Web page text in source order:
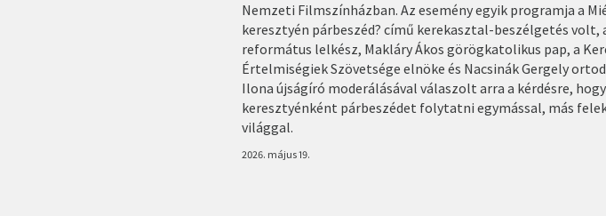
Nemzeti Filmszínházban. Az esemény egyik programja a
keresztyén párbeszéd? című kerekasztal-beszélgetés volt,
református lelkész, Makláry Ákos görögkatolikus pap, a
Értelmiségiek Szövetsége elnöke és Nacsinák Gergely
Ilona újságíró moderálásával válaszolt arra a kérdésre,
keresztyénként párbeszédet folytatni egymással, más
világgal.
2026. május 19.